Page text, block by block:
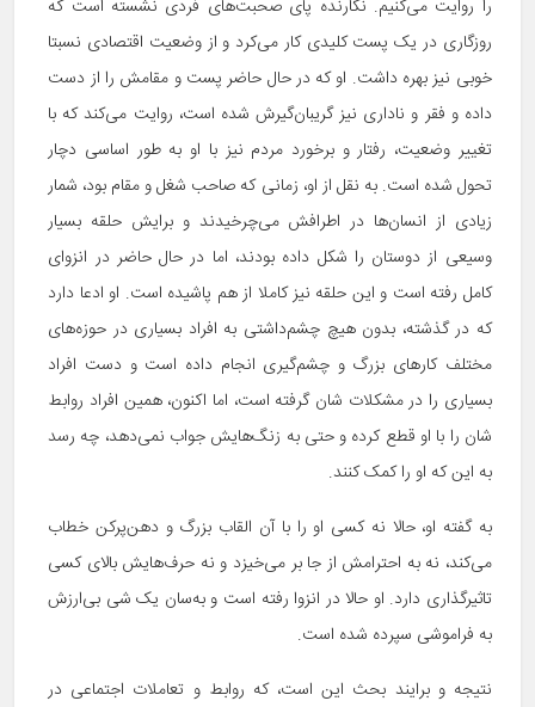
را روایت می‌کنیم. نگارنده پای صحبت‌های فردی نشسته است که
روزگاری در یک پست کلیدی کار می‌کرد و از وضعیت اقتصادی نسبتا
خوبی نیز بهره داشت. او که در حال حاضر پست و مقامش را از دست
داده و فقر و ناداری نیز گریبان‌گیرش شده است، روایت می‌کند که با
تغییر وضعیت، رفتار و برخورد مردم نیز با او به طور اساسی دچار
تحول شده است. به نقل از او، زمانی که صاحب شغل و مقام بود، شمار
زیادی از انسان‌ها در اطرافش می‌چرخیدند و برایش حلقه بسیار
وسیعی از دوستان را شکل داده بودند، اما در حال حاضر در انزوای
کامل رفته است و این حلقه نیز کاملا از هم پاشیده است. او ادعا دارد
که در گذشته، بدون هیچ چشم‌داشتی به افراد بسیاری در حوزه‌های
مختلف کارهای بزرگ و چشم‌گیری انجام داده است و دست افراد
بسیاری را در مشکلات شان گرفته است، اما اکنون، همین افراد روابط
شان را با او قطع کرده و حتی به زنگ‌هایش جواب نمی‌دهد، چه رسد
به این که او را کمک کنند.
به گفته او، حالا نه کسی او را با آن القاب بزرگ و دهن‌پرکن خطاب
می‌کند، نه به احترامش از جا بر می‌خیزد و نه حرف‌هایش بالای کسی
تاثیرگذاری دارد. او حالا در انزوا رفته است و به‌سان یک شی بی‌ارزش
به فراموشی سپرده شده است.
نتیجه و برایند بحث این است، که روابط و تعاملات اجتماعی در